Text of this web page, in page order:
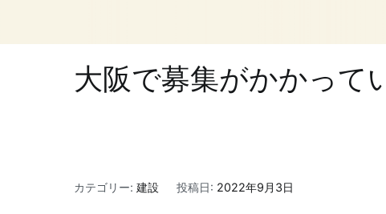
大阪で募集がかかって
カテゴリー: 建設 投稿日: 2022年9月3日